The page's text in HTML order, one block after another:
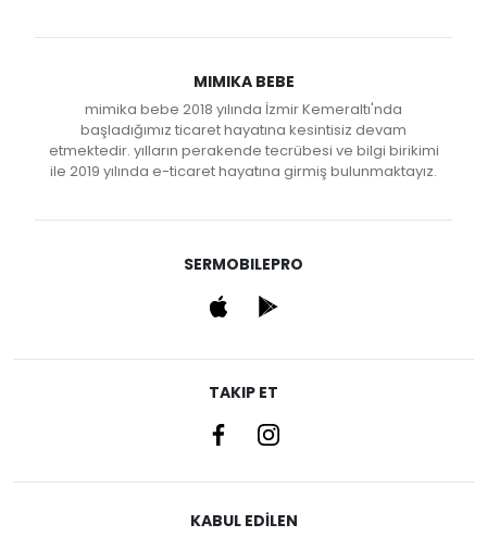
MIMIKA BEBE
mimika bebe 2018 yılında İzmir Kemeraltı'nda
başladığımız ticaret hayatına kesintisiz devam
etmektedir. yılların perakende tecrübesi ve bilgi birikimi
ile 2019 yılında e-ticaret hayatına girmiş bulunmaktayız.
SERMOBILEPRO
TAKIP ET
KABUL EDİLEN